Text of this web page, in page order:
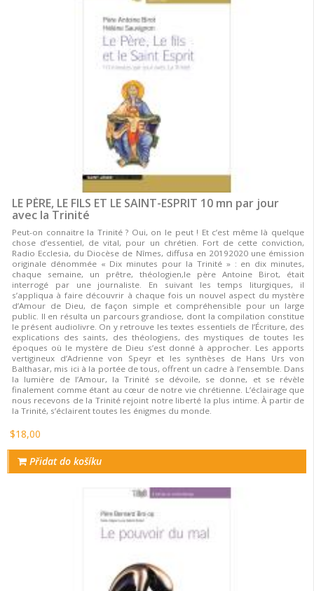
LE PÈRE, LE FILS ET LE SAINT-ESPRIT 10 mn par jour
avec la Trinité
Peut-on connaitre la Trinité ? Oui, on le peut ! Et c’est même là quelque
chose d’essentiel, de vital, pour un chrétien. Fort de cette conviction,
Radio Ecclesia, du Diocèse de Nîmes, diffusa en 20192020 une émission
originale dénommée « Dix minutes pour la Trinité » : en dix minutes,
chaque semaine, un prêtre, théologien,le père Antoine Birot, était
interrogé par une journaliste. En suivant les temps liturgiques, il
s’appliqua à faire découvrir à chaque fois un nouvel aspect du mystère
d’Amour de Dieu, de façon simple et compréhensible pour un large
public. Il en résulta un parcours grandiose, dont la compilation constitue
le présent audiolivre. On y retrouve les textes essentiels de l’Écriture, des
explications des saints, des théologiens, des mystiques de toutes les
époques où le mystère de Dieu s’est donné à approcher. Les apports
vertigineux d’Adrienne von Speyr et les synthèses de Hans Urs von
Balthasar, mis ici à la portée de tous, offrent un cadre à l’ensemble. Dans
la lumière de l’Amour, la Trinité se dévoile, se donne, et se révèle
finalement comme étant au cœur de notre vie chrétienne. L’éclairage que
nous recevons de la Trinité rejoint notre liberté la plus intime. À partir de
la Trinité, s’éclairent toutes les énigmes du monde.
$18,00
Přidat do košíku